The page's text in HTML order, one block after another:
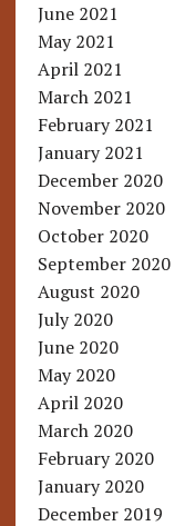
June 2021
May 2021
April 2021
March 2021
February 2021
January 2021
December 2020
November 2020
October 2020
September 2020
August 2020
July 2020
June 2020
May 2020
April 2020
March 2020
February 2020
January 2020
December 2019